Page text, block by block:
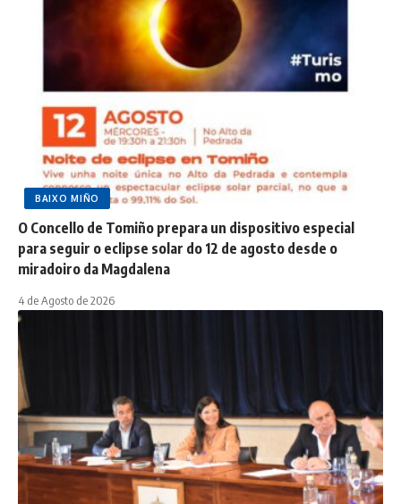
BAIXO MIÑO
O Concello de Tomiño prepara un dispositivo especial
para seguir o eclipse solar do 12 de agosto desde o
miradoiro da Magdalena
4 de Agosto de 2026